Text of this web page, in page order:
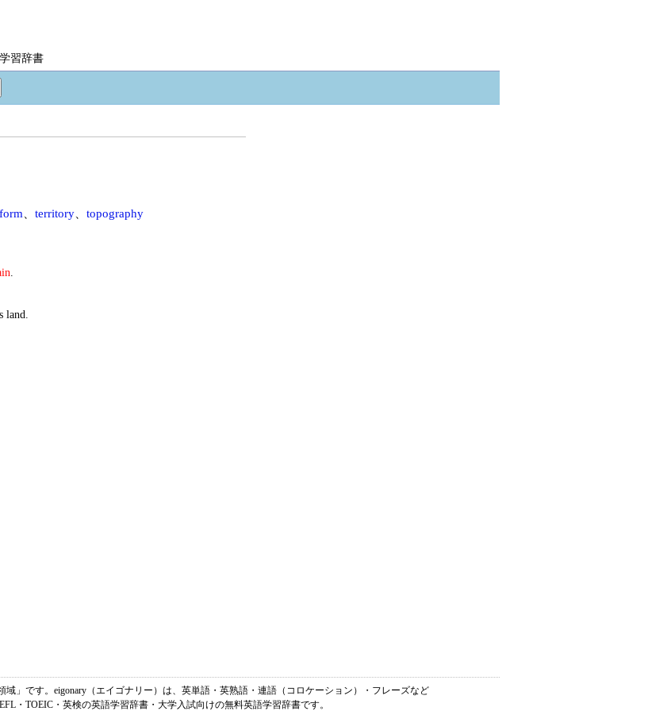
習辞書
territory topography
.
land.
域」です。eigonary（エイゴナリー）は、英単語・英熟語・連語（コロケーション）・フレーズなど
・TOEIC・英検の英語学習辞書・大学入試向けの無料英語学習辞書です。